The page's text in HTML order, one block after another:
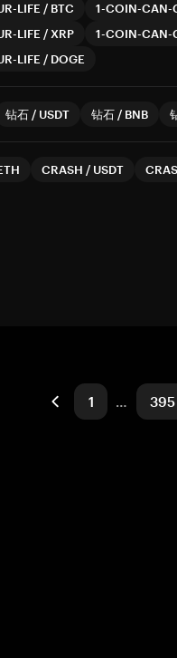
LIFE / BTC 1-COIN-CAN-
LIFE / XRP 1-COIN-CAN-
LIFE / DOGE
钻石 / USDT 钻石 / BNB
CRASH / USDT
1 … 395